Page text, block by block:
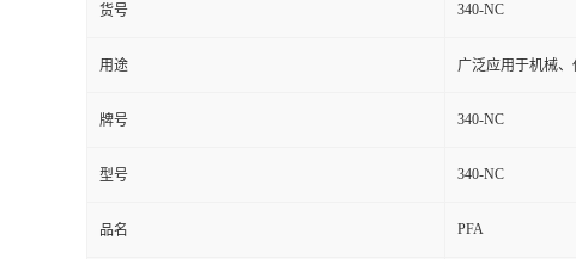
货号 340-NC
用途 广泛应用于机械、
牌号 340-NC
型号 340-NC
品名 PFA